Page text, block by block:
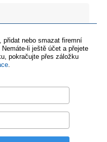
přidat nebo smazat firemní
li ještě účet a přejete
pokračujte přes záložku
.